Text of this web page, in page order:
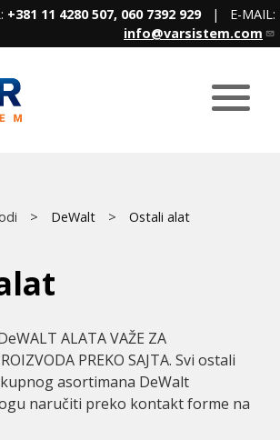
+381 11 4280 507, 060 7392 929| E-MAIL:
info@varsistem.com
DeWalt Ostali alat
ALATA VAŽE ZA
PREKO SAJTA. Svi ostali
asortimana DeWalt
naručiti preko kontakt forme na